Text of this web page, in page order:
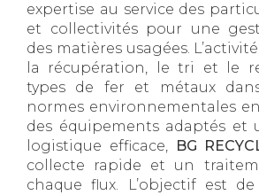
expertise au service des
et collectivités pour une
des matières usagées.
la récupération, le tri et le
types de fer et métaux
normes environnementales
des équipements adaptés et
logistique efficace,
BG
collecte rapide et un
chaque flux. L’objectif est